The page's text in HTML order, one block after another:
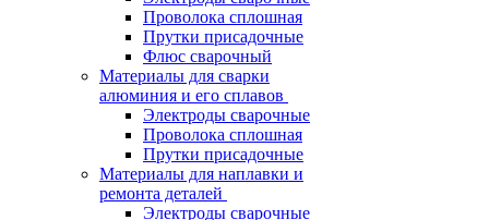
Проволока сплошная
Прутки присадочные
Флюс сварочный
Материалы для сварки
алюминия и его сплавов
Электроды сварочные
Проволока сплошная
Прутки присадочные
Материалы для наплавки и
ремонта деталей
Электроды сварочные